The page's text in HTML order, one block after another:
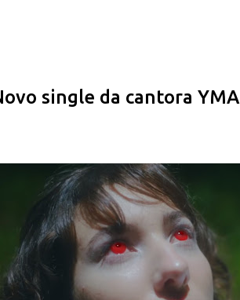
single da cantora YMA